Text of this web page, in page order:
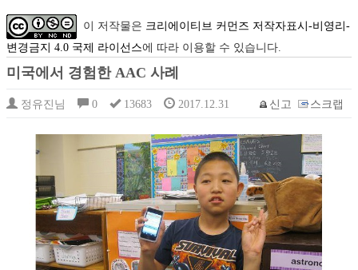
이 저작물은 크리에이티브 커먼즈 저작자표시-비영리-
변경금지 4.0 국제 라이선스에 따라 이용할 수 있습니다.
미국에서 경험한 AAC 사례
정유진님 0 13683 2017.12.31 신고 스크랩